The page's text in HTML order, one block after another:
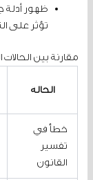
ظهور أدلة
تؤثر على
مقارنة بين
الحالة
خطأ في
تفسير
القانون